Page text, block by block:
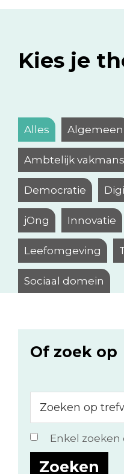
Kies je
Alles Algemeen
Ambtelijk
Democratie
jOng Innovatie
Leefomgeving
Sociaal domein
Of zoek op
op
trefwoord
of
auteur...
Enkel